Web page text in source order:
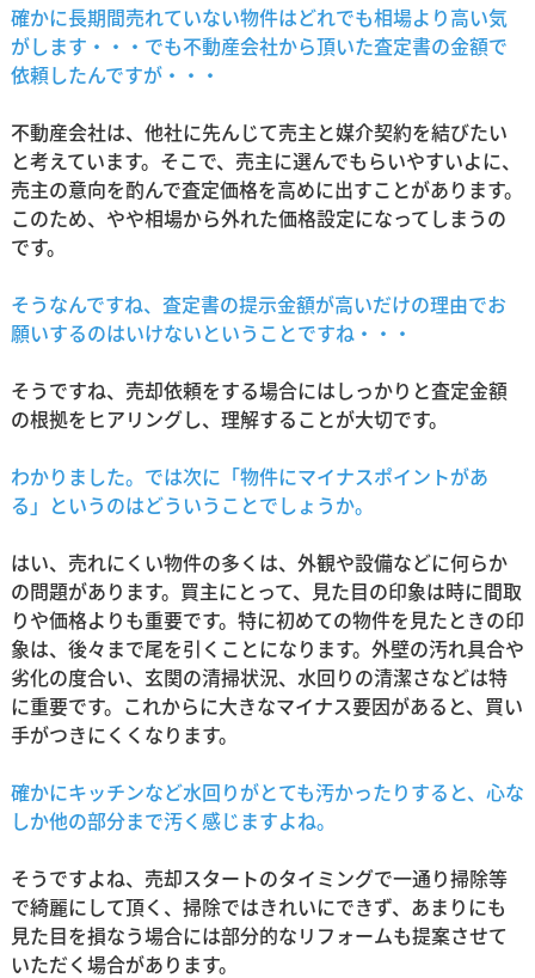
確かに長期間売れていない物件はどれでも相場より高い気
がします・・・でも不動産会社から頂いた査定書の金額で
依頼したんですが・・・
不動産会社は、他社に先んじて売主と媒介契約を結びたい
と考えています。そこで、売主に選んでもらいやすいよに、
売主の意向を酌んで査定価格を高めに出すことがあります。
このため、やや相場から外れた価格設定になってしまうの
です。
そうなんですね、査定書の提示金額が高いだけの理由でお
願いするのはいけないということですね・・・
そうですね、売却依頼をする場合にはしっかりと査定金額
の根拠をヒアリングし、理解することが大切です。
わかりました。では次に「物件にマイナスポイントがあ
る」というのはどういうことでしょうか。
はい、売れにくい物件の多くは、外観や設備などに何らか
の問題があります。買主にとって、見た目の印象は時に間取
りや価格よりも重要です。特に初めての物件を見たときの印
象は、後々まで尾を引くことになります。外壁の汚れ具合や
劣化の度合い、玄関の清掃状況、水回りの清潔さなどは特
に重要です。これからに大きなマイナス要因があると、買い
手がつきにくくなります。
確かにキッチンなど水回りがとても汚かったりすると、心な
しか他の部分まで汚く感じますよね。
そうですよね、売却スタートのタイミングで一通り掃除等
で綺麗にして頂く、掃除ではきれいにできず、あまりにも
見た目を損なう場合には部分的なリフォームも提案させて
いただく場合があります。